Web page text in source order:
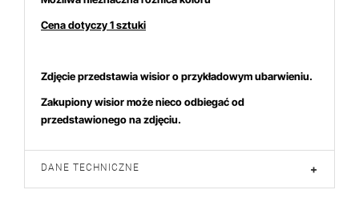
Cena dotyczy 1 sztuki
Zdjęcie przedstawia wisior o przykładowym ubarwieniu.
Zakupiony wisior może nieco odbiegać od
przedstawionego na zdjęciu.
DANE TECHNICZNE +